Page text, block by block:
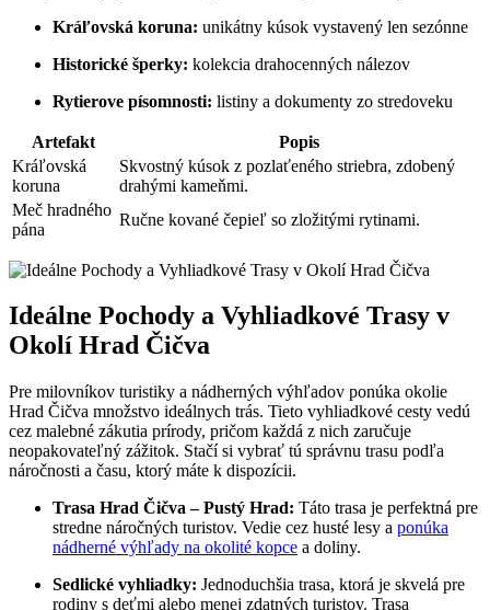
Kráľovská koruna: unikátny kúsok vystavený len sezónne
Historické šperky: kolekcia drahocenných nálezov
Rytierove písomnosti: listiny a dokumenty zo stredoveku
Artefakt
Popis
Kráľovská
koruna
Skvostný kúsok z pozlaťeného striebra, zdobený
drahými kameňmi.
Meč hradného
pána
Ručne kované čepieľ so zložitými rytinami.
Ideálne Pochody a Vyhliadkové Trasy v
Okolí Hrad Čičva
Pre milovníkov turistiky a nádherných výhľadov ponúka okolie
Hrad Čičva množstvo ideálnych trás. Tieto vyhliadkové cesty vedú
cez malebné zákutia prírody, pričom každá z nich zaručuje
neopakovateľný zážitok. Stačí si vybrať tú správnu trasu podľa
náročnosti a času, ktorý máte k dispozícii.
Trasa Hrad Čičva – Pustý Hrad: Táto trasa je perfektná pre
stredne náročných turistov. Vedie cez husté lesy a ponúka
nádherné výhľady na okolité kopce a doliny.
Sedlické vyhliadky: Jednoduchšia trasa, ktorá je skvelá pre
rodiny s deťmi alebo menej zdatných turistov. Trasa